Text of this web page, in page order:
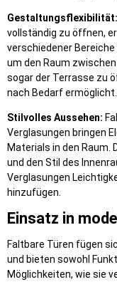
Gestaltungsflexibilität:
vollständig zu öffnen,
verschiedener
um den Raum
sogar der Terrasse zu
nach Bedarf ermöglicht.
Stilvolles Aussehen:
Verglasungen bringen
Materials in den Raum.
und den Stil des
Verglasungen
hinzufügen.
Einsatz in
Faltbare Türen fügen
und bieten sowohl
Möglichkeiten, wie sie